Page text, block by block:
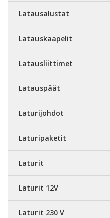
Latausalustat
Latauskaapelit
Latausliittimet
Latauspäät
Laturijohdot
Laturipaketit
Laturit
Laturit 12V
Laturit 230 V